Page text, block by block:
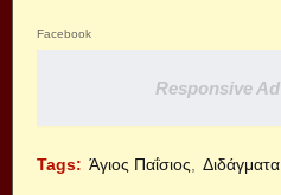
Facebook
Responsive
Tags: Άγιος Παΐσιος Διδάγματα